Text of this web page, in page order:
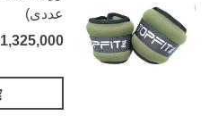
عددی)
1,325,000 تومان